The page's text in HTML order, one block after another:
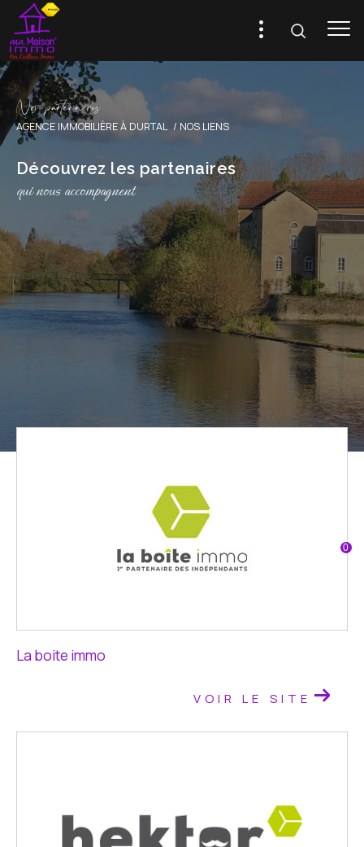
0
No patenaie
AGENCE IMMOBILIÈRE À DURTAL NOS LIENS
Découvrez les partenaires
qui nous accompagnent
La boite immo
VOIR LE SITE